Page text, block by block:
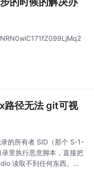
径无法 git可视
的所有者 SID（那个 S-1-
里执行恶意脚本，直接把
读取不到任何东西。，